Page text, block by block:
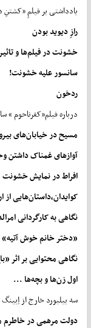
یادداشتی بر فیلمِ «کشتنِ
رازِدیویدبودن
خشونتدرفیلمهاوتاثیر
سانسورعلیهخشونت!
ردخون
درباره فیلم«کفرناحوم »
مسیحدرخیابان‌های
آوازهایغمناکداشتن
افراطدرنمایشخشونت
کوایدان،داستانهاییاز
نگاهیبهکارگردانی
«دختر خانمخوش‌آتیه»
نگاهیمحتواییبر اثر «
اولزنهاوبچهها...
سه بیلبورد خارج از اِبینگ
دولتمرهمیدرخاطرم